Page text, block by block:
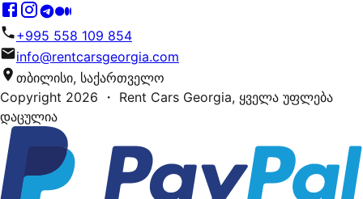
+995 558 109 854
info@rentcarsgeorgia.com
თბილისი, საქართველო
Copyright 2026 ・ Rent Cars Georgia, ყველა უფლება
დაცულია